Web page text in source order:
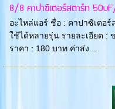
8/8 คาปาซิเตอร์สตาร์ท
อะไหล่แอร์ ชื่อ : คาปาซิเตอ
ใช้ได้หลายรุ่น รายละเอียด :
ราคา : 180 บาท ค่าส่ง...